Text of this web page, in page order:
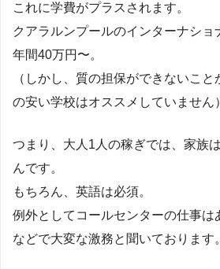
これに学費がプラスされます。
クアラルンプールのインターナシ
年間40万円〜。
（しかし、質の担保ができないこ
の安い学校はオススメしていません）
つまり、大人1人の稼ぎでは、家族
んです。
もちろん、英語は必須。
例外としてコールセンターの仕事は
などで大変な激務と聞いております。